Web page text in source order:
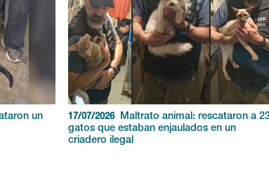
Noticias
Delitos Ambientales